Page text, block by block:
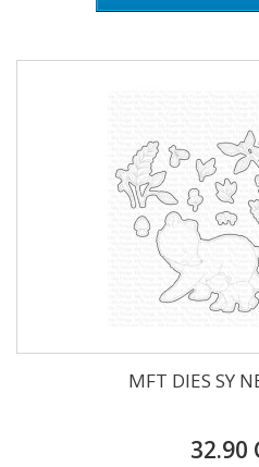
MFT DIES SY
32.90